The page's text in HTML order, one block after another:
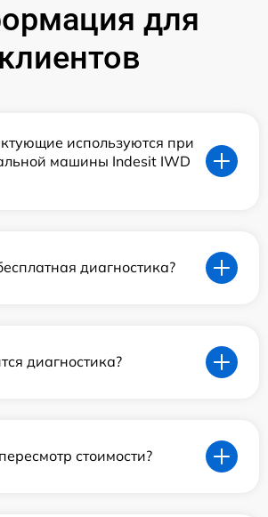
для
клиентов
используются при
машины Indesit IWD
диагностика?
диагностика?
стоимости?